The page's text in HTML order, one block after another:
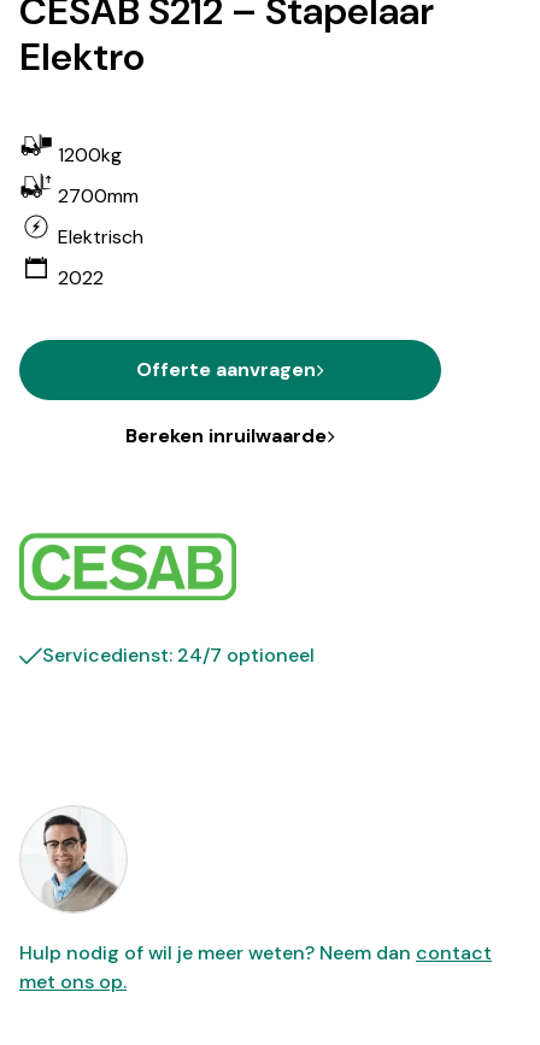
CESAB S212 – Stapelaar
Elektro
1200kg
2700mm
Elektrisch
2022
Offerte aanvragen
Bereken inruilwaarde
Servicedienst: 24/7 optioneel
Hulp nodig of wil je meer weten? Neem dan contact
met ons op.